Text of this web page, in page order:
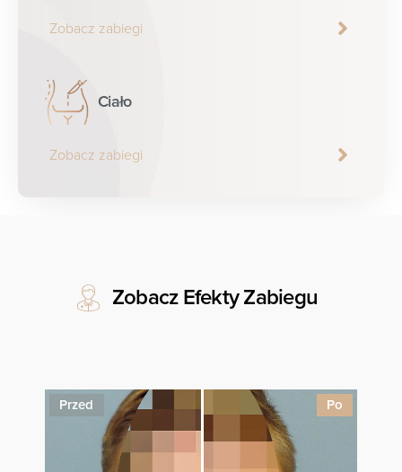
Zobacz zabiegi
Ciało
Zobacz zabiegi
Zobacz Efekty Zabiegu
Przed Po